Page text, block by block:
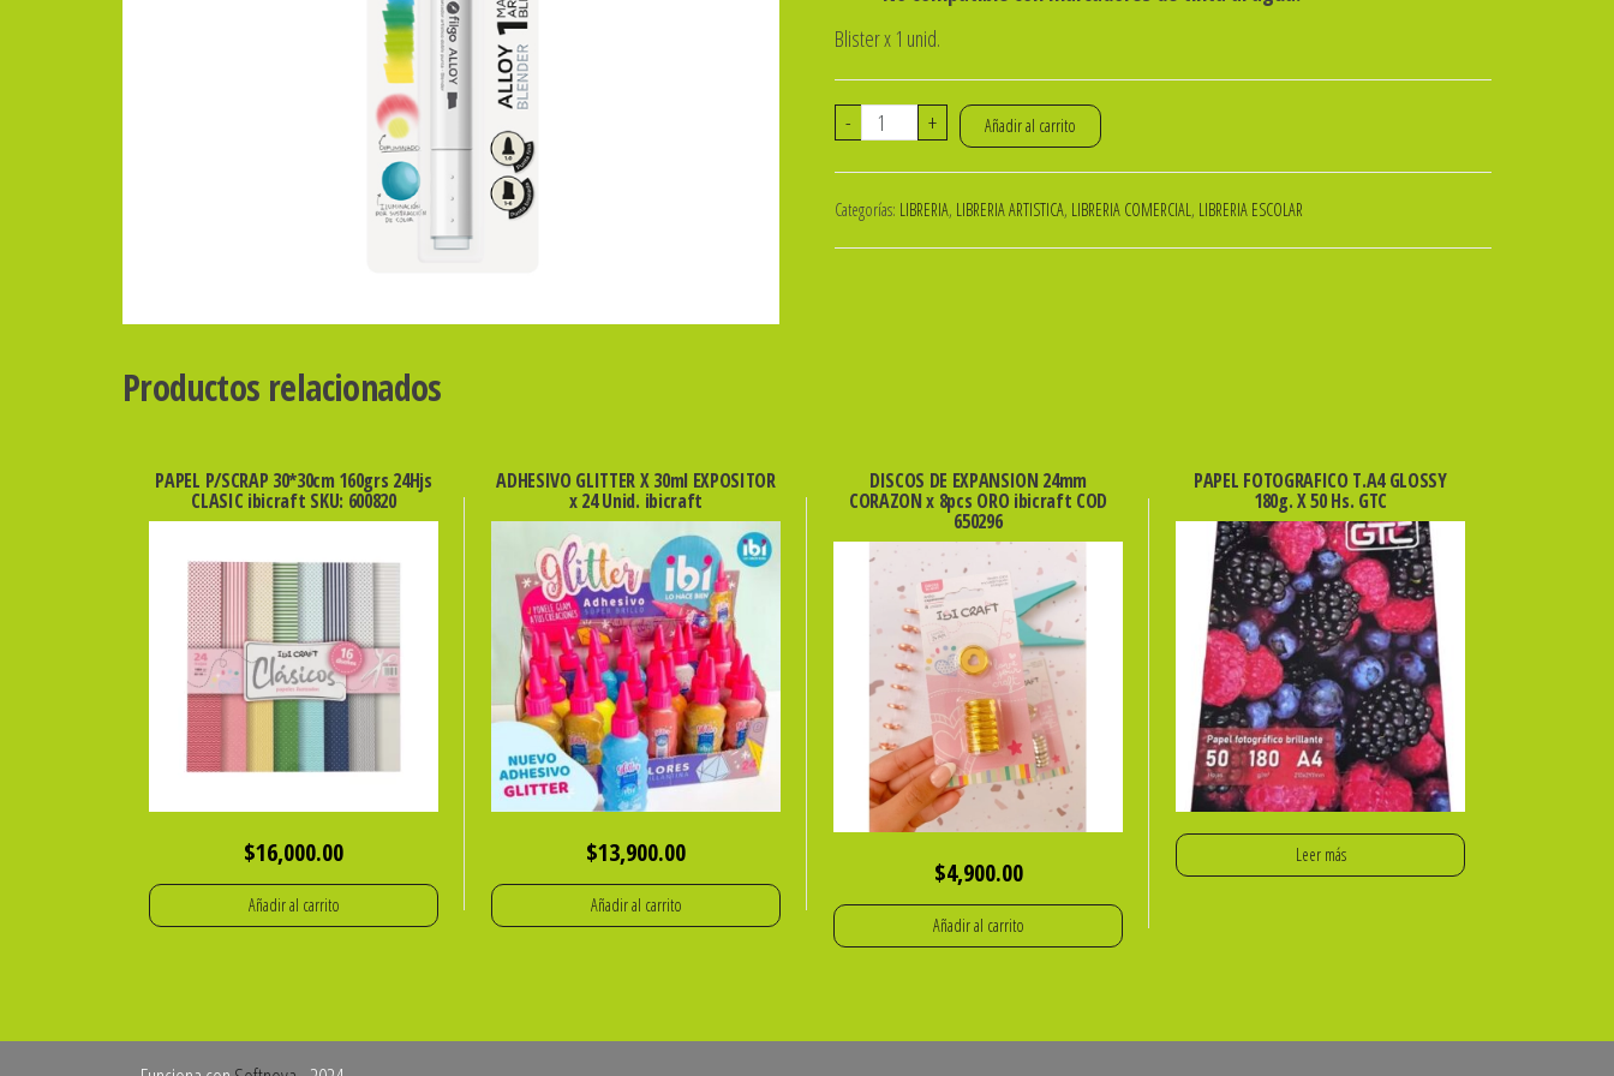
Blister x 1 unid.
-
Marcador
Blender
FILGO
+ Añadir al carrito
Categorías: LIBRERIA, LIBRERIA ARTISTICA, LIBRERIA COMERCIAL, LIBRERIA ESCOLAR
Productos relacionados
PAPEL P/SCRAP 30*30cm 160grs 24Hjs
CLASIC ibicraft SKU: 600820
$16,000.00
Añadir al carrito
ADHESIVO GLITTER X 30ml EXPOSITOR
x 24 Unid. ibicraft
$13,900.00
Añadir al carrito
DISCOS DE EXPANSION 24mm
CORAZON x 8pcs ORO ibicraft COD
650296
$4,900.00
Añadir al carrito
PAPEL FOTOGRAFICO T.A4 GLOSSY
180g. X 50 Hs. GTC
Leer más